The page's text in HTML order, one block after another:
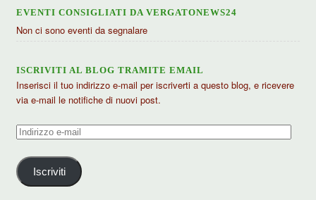
EVENTI CONSIGLIATI DA VERGATONEWS24
Non ci sono eventi da segnalare
ISCRIVITI AL BLOG TRAMITE EMAIL
Inserisci il tuo indirizzo e-mail per iscriverti a questo blog, e ricevere
via e-mail le notifiche di nuovi post.
Indirizzo
mail
Iscriviti